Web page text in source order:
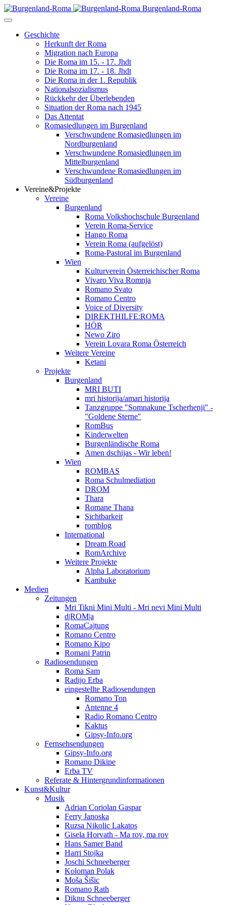
Burgenland-Roma
Geschichte
Herkunft der Roma
Migration nach Europa
Die Roma im 15. - 17. Jhdt
Die Roma im 17. - 18. Jhdt
Die Roma in der 1. Republik
Nationalsozialismus
Rückkehr der Überlebenden
Situation der Roma nach 1945
Das Attentat
Romasiedlungen im Burgenland
Verschwundene Romasiedlungen im
Nordburgenland
Verschwundene Romasiedlungen im
Mittelburgenland
Verschwundene Romasiedlungen im
Südburgenland
Vereine&Projekte
Vereine
Burgenland
Roma Volkshochschule Burgenland
Verein Roma-Service
Hango Roma
Verein Roma (aufgelöst)
Roma-Pastoral im Burgenland
Wien
Kulturverein Österreichischer Roma
Vivaro Viva Romnja
Romano Svato
Romano Centro
Voice of Diversity
DIREKTHILFE:ROMA
HÖR
Newo Ziro
Verein Lovara Roma Österreich
Weitere Vereine
Ketani
Projekte
Burgenland
MRI BUTI
mri historija/amari historija
Tanzgruppe "Somnakune Tscherhenji" -
"Goldene Sterne"
RomBus
Kinderwelten
Burgenländische Roma
Amen dschijas - Wir leben!
Wien
ROMBAS
Roma Schulmediation
DROM
Thara
Romane Thana
Sichtbarkeit
romblog
International
Dream Road
RomArchive
Weitere Projekte
Alpha Laboratorium
Kambuke
Medien
Zeitungen
Mri Tikni Mini Multi - Mri nevi Mini Multi
d|ROM|a
RomaCajtung
Romano Centro
Romano Kipo
Romani Patrin
Radiosendungen
Roma Sam
Radijo Erba
eingestellte Radiosendungen
Romano Ton
Antenne 4
Radio Romano Centro
Kaktus
Gipsy-Info.org
Fernsehsendungen
Gipsy-Info.org
Romano Dikipe
Erba TV
Referate & Hintergrundinformationen
Kunst&Kultur
Musik
Adrian Coriolan Gaspar
Ferry Janoska
Ruzsa Nikolic Lakatos
Gisela Horvath - Ma rov, ma rov
Hans Samer Band
Harri Stojka
Joschi Schneeberger
Koloman Polak
Moša Šišic
Romano Rath
Diknu Schneeberger